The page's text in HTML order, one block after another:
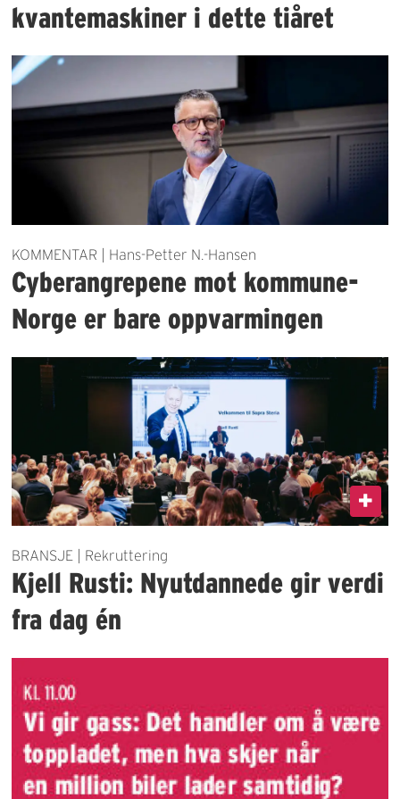
kvantemaskiner i dette tiåret
KOMMENTAR | Hans-Petter N.-Hansen
Cyberangrepene mot kommune-
Norge er bare oppvarmingen
BRANSJE | Rekruttering
Kjell Rusti: Nyutdannede gir verdi
fra dag én